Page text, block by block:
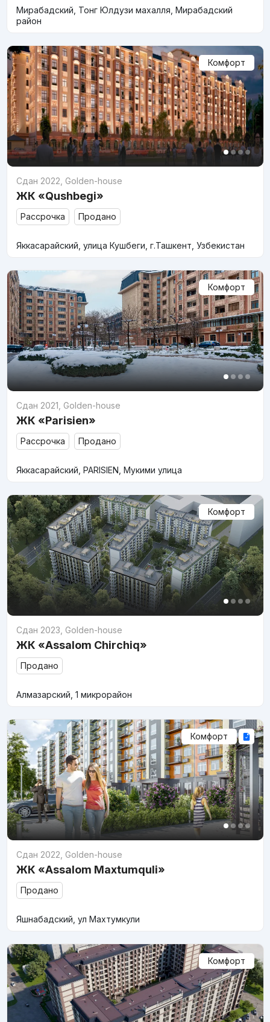
Мирабадский, Тонг Юлдузи махалля, Мирабадский
район
Комфорт
Сдан 2022 Golden-house
ЖК «Qushbegi»
Рассрочка Продано
Яккасарайский, улица Кушбеги, г.Ташкент, Узбекистан
Комфорт
Сдан 2021 Golden-house
ЖК «Parisien»
Рассрочка Продано
Яккасарайский, PARISIEN, Мукими улица
Комфорт
Сдан 2023 Golden-house
ЖК «Assalom Chirchiq»
Продано
Алмазарский, 1 микрорайон
Комфорт
Сдан 2022 Golden-house
ЖК «Assalom Maxtumquli»
Продано
Яшнабадский, ул Махтумкули
Комфорт